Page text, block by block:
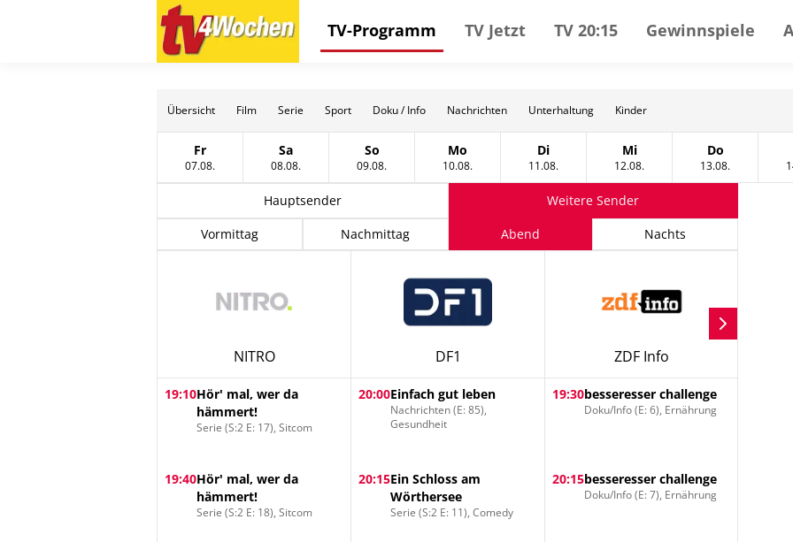
TV-Programm TV Jetzt TV 20:15 Gewinnspiele
Übersicht Film Serie Sport Doku / Info Nachrichten Unterhaltung Kinder
Freitag, 07 August
Fr
07.08. Samstag, 08 August
Sa
08.08. Sonntag, 09 August
So
09.08. Montag, 10 August
Mo
10.08. Dienstag, 11 August
Di
11.08. Mittwoch, 12 August
Mi
12.08. Donnerstag,
Do
13.08.
Hauptsender
Weitere Sender
Vormittag
Nachmittag Abend Nachts
NITRO
19:10Hör' mal, wer da
hämmert!
Serie (S:2 E: 17), Sitcom
19:40Hör' mal, wer da
hämmert!
Serie (S:2 E: 18), Sitcom
DF1
20:00Einfach gut leben
Nachrichten (E: 85),
Gesundheit
20:15Ein Schloss am
Wörthersee
Serie (S:2 E: 11), Comedy
ZDF Info
19:30besseresser challenge
Doku/Info (E: 6), Ernährung
20:15besseresser challenge
Doku/Info (E: 7), Ernährung